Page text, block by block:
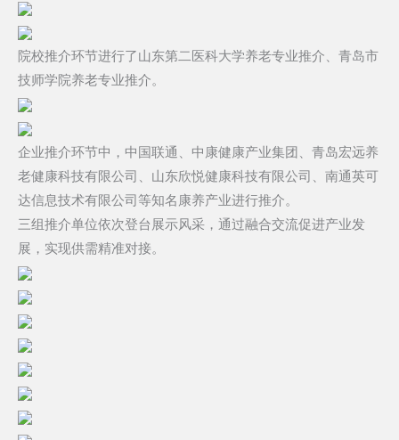
院校推介环节进行了山东第二医科大学养老专业推介、青岛市
技师学院养老专业推介。
企业推介环节中，中国联通、中康健康产业集团、青岛宏远养
老健康科技有限公司、山东欣悦健康科技有限公司、南通英可
达信息技术有限公司等知名康养产业进行推介。
三组推介单位依次登台展示风采，通过融合交流促进产业发
展，实现供需精准对接。